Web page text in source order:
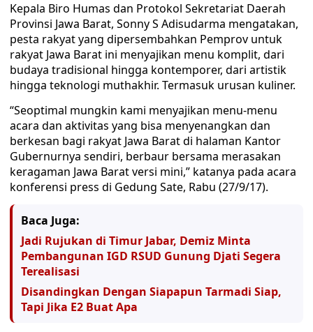
Kepala Biro Humas dan Protokol Sekretariat Daerah
Provinsi Jawa Barat, Sonny S Adisudarma mengatakan,
pesta rakyat yang dipersembahkan Pemprov untuk
rakyat Jawa Barat ini menyajikan menu komplit, dari
budaya tradisional hingga kontemporer, dari artistik
hingga teknologi muthakhir. Termasuk urusan kuliner.
“Seoptimal mungkin kami menyajikan menu-menu
acara dan aktivitas yang bisa menyenangkan dan
berkesan bagi rakyat Jawa Barat di halaman Kantor
Gubernurnya sendiri, berbaur bersama merasakan
keragaman Jawa Barat versi mini,” katanya pada acara
konferensi press di Gedung Sate, Rabu (27/9/17).
Baca Juga:
Jadi Rujukan di Timur Jabar, Demiz Minta
Pembangunan IGD RSUD Gunung Djati Segera
Terealisasi
Disandingkan Dengan Siapapun Tarmadi Siap,
Tapi Jika E2 Buat Apa